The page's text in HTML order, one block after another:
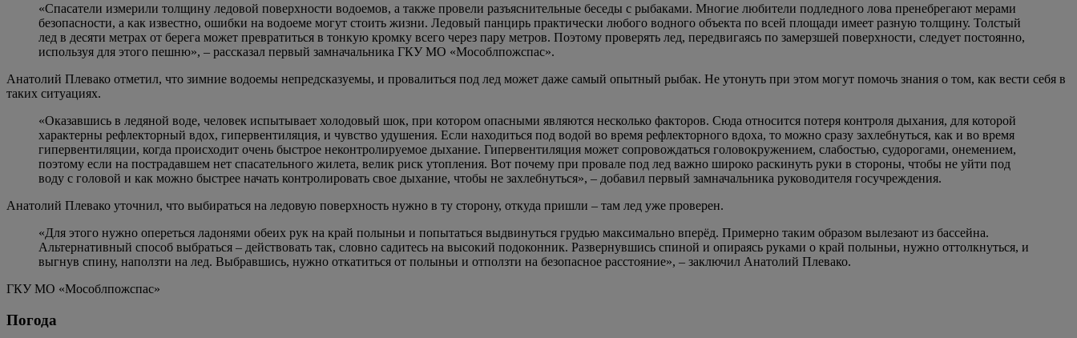
«Спасатели измерили толщину ледовой поверхности водоемов, а также провели разъяснительные беседы с рыбаками. Многие любители подледного лова пренебрегают мерами
безопасности, а как известно, ошибки на водоеме могут стоить жизни. Ледовый панцирь практически любого водного объекта по всей площади имеет разную толщину. Толстый
лед в десяти метрах от берега может превратиться в тонкую кромку всего через пару метров. Поэтому проверять лед, передвигаясь по замерзшей поверхности, следует постоянно,
используя для этого пешню», – рассказал первый замначальника ГКУ МО «Мособлпожспас».
Анатолий Плевако отметил, что зимние водоемы непредсказуемы, и провалиться под лед может даже самый опытный рыбак. Не утонуть при этом могут помочь знания о том, как вести себя в
таких ситуациях.
«Оказавшись в ледяной воде, человек испытывает холодовый шок, при котором опасными являются несколько факторов. Сюда относится потеря контроля дыхания, для которой
характерны рефлекторный вдох, гипервентиляция, и чувство удушения. Если находиться под водой во время рефлекторного вдоха, то можно сразу захлебнуться, как и во время
гипервентиляции, когда происходит очень быстрое неконтролируемое дыхание. Гипервентиляция может сопровождаться головокружением, слабостью, судорогами, онемением,
поэтому если на пострадавшем нет спасательного жилета, велик риск утопления. Вот почему при провале под лед важно широко раскинуть руки в стороны, чтобы не уйти под
воду с головой и как можно быстрее начать контролировать свое дыхание, чтобы не захлебнуться», – добавил первый замначальника руководителя госучреждения.
Анатолий Плевако уточнил, что выбираться на ледовую поверхность нужно в ту сторону, откуда пришли – там лед уже проверен.
«Для этого нужно опереться ладонями обеих рук на край полыньи и попытаться выдвинуться грудью максимально вперёд. Примерно таким образом вылезают из бассейна.
Альтернативный способ выбраться – действовать так, словно садитесь на высокий подоконник. Развернувшись спиной и опираясь руками о край полыньи, нужно оттолкнуться, и
выгнув спину, наползти на лед. Выбравшись, нужно откатиться от полыньи и отползти на безопасное расстояние», – заключил Анатолий Плевако.
ГКУ МО «Мособлпожспас»
Погода